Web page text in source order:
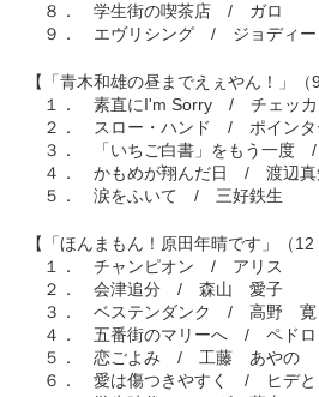
８． 学生街の喫茶店 / ガロ
９． エヴリシング / ジョディー
【「青木和雄の昼までえぇやん！」（
１． 素直にI'm Sorry / チェッカ
２． スロー・ハンド / ポインタ
３． 「いちご白書」をもう一度
４． かもめが翔んだ日 / 渡辺真
５． 涙をふいて / 三好鉄生
【「ほんまもん！原田年晴です」（12
１． チャンピオン / アリス
２． 会津追分 / 森山 愛子
３． ベステンダンク / 高野 寛
４． 五番街のマリーへ / ペドロ
５． 恋ごよみ / 工藤 あやの
６． 愛は傷つきやすく / ヒデと